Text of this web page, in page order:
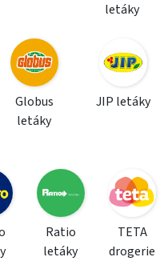
letáky
Globus
letáky
JIP letáky
Ratio
letáky
TETA
drogerie